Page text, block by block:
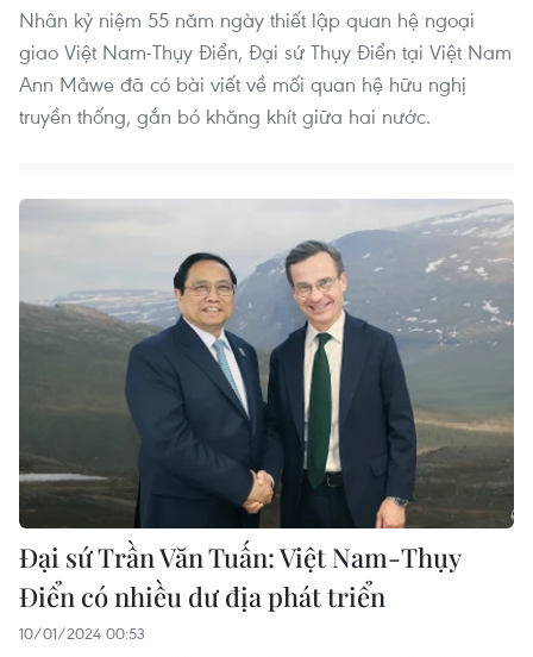
Nhân kỷ niệm 55 năm ngày thiết lập quan hệ ngoại
giao Việt Nam-Thụy Điển, Đại sứ Thụy Điển tại Việt Nam
Ann Måwe đã có bài viết về mối quan hệ hữu nghị
truyền thống, gắn bó khăng khít giữa hai nước.
Đại sứ Trần Văn Tuấn: Việt Nam-Thụy
Điển có nhiều dư địa phát triển
10/01/2024 00:53